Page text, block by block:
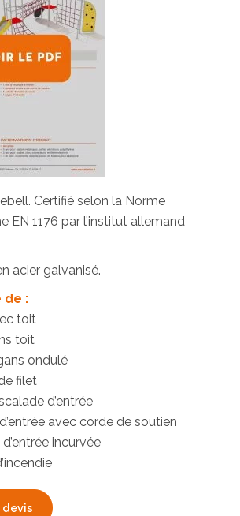
Certifié selon la Norme
EN 1176 par l’institut allemand
acier galvanisé.
de :
toit
toit
ondulé
filet
d’entrée
avec corde de soutien
incurvée
devis